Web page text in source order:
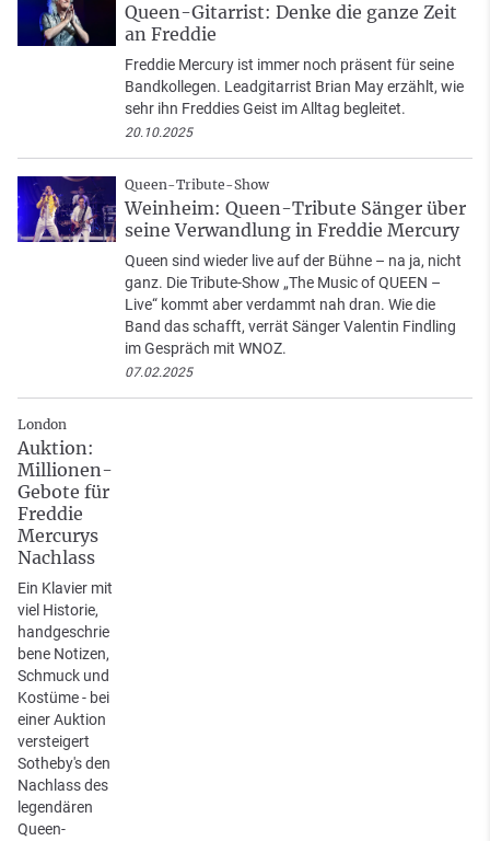
Queen-Gitarrist: Denke die ganze Zeit
an Freddie
Freddie Mercury ist immer noch präsent für seine
Bandkollegen. Leadgitarrist Brian May erzählt, wie
sehr ihn Freddies Geist im Alltag begleitet.
20.10.2025
Queen-Tribute-Show
Weinheim: Queen-Tribute Sänger über
seine Verwandlung in Freddie Mercury
Queen sind wieder live auf der Bühne – na ja, nicht
ganz. Die Tribute-Show „The Music of QUEEN –
Live“ kommt aber verdammt nah dran. Wie die
Band das schafft, verrät Sänger Valentin Findling
im Gespräch mit WNOZ.
07.02.2025
London
Auktion:
Millionen-
Gebote für
Freddie
Mercurys
Nachlass
Ein Klavier mit
viel Historie,
handgeschrie
bene Notizen,
Schmuck und
Kostüme - bei
einer Auktion
versteigert
Sotheby's den
Nachlass des
legendären
Queen-